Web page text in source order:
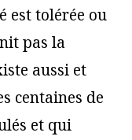
est tolérée ou
pas la
aussi et
centaines de
et qui